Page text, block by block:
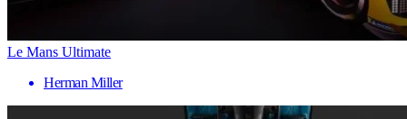
Le Mans Ultimate
Herman Miller